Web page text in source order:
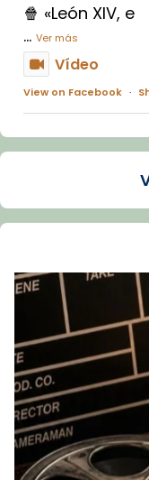
🍿 «León XIV, e
... Ver más
Vídeo
View on Facebook ·
La Carmina
dos mesos, a
Recupera
tican
07/carmina-
espana-
Foto
View on Facebook ·